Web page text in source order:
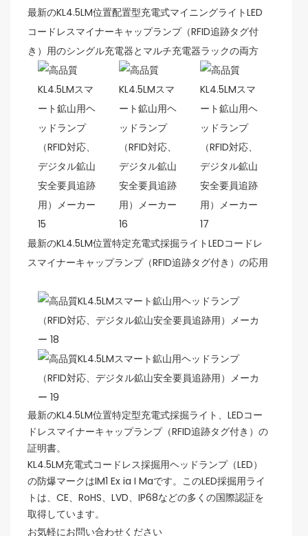
最新のKL4.5LM位置配置型充電式マイニングライトLED
コードレスマイナーキャップランプ（RFID追跡タグ付
き）用のシングル充電器とマルチ充電器ラックの両方
最新のKL4.5LM位置特定充電式採掘ライトLEDコードレ
スマイナーキャップランプ（RFID追跡タグ付き）の応用
最新のKL4.5LM位置特定型充電式採掘ライト、LEDコー
ドレスマイナーキャップランプ（RFID追跡タグ付き）の
証明書。
KL4.5LM充電式コードレス採掘用ヘッドランプ（LED）
の防爆マークはIM1 Ex ia I Maです。このLED採掘用ライ
トは、CE、RoHS、LVD、IP68などの多くの国際認証を
取得しています。
お気軽にお問い合わせください